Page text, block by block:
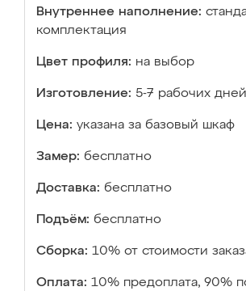
Внутреннее наполнение:
комплектация
Цвет профиля: на выбор
Изготовление: 5-7 рабочих дней
Цена: указана за базовый шкаф
Замер: бесплатно
Доставка: бесплатно
Подъём: бесплатно
Сборка: 10% от стоимости
Оплата: 10% предоплата, 90%